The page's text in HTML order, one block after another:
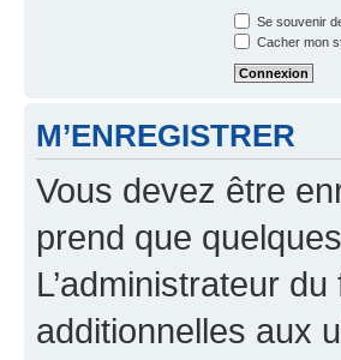
Se souvenir
Cacher mon
M’ENREGISTRER
Vous devez être
prend que
L’administrateur
additionnelles aux